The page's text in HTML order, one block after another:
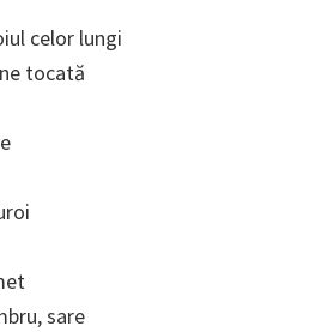
celor lungi
tocată
sare